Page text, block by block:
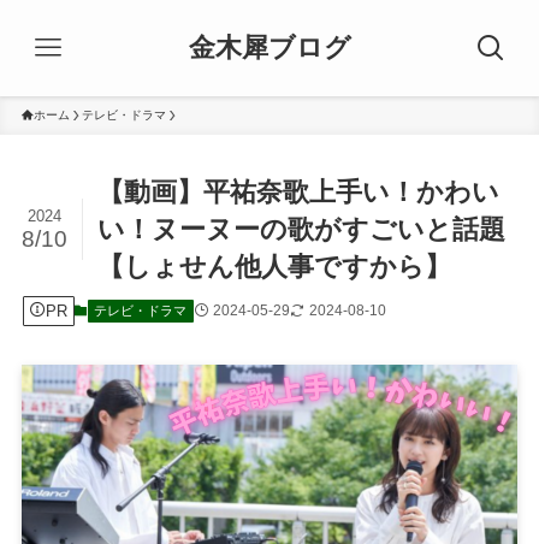
金木犀ブログ
ホーム テレビ・ドラマ
【動画】平祐奈歌上手い！かわい
い！ヌーヌーの歌がすごいと話題
【しょせん他人事ですから】
2024
8/10
PR テレビ・ドラマ 2024-05-29 2024-08-10